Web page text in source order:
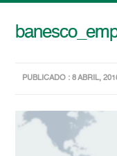
PUBLICADO : 8 ABRIL,